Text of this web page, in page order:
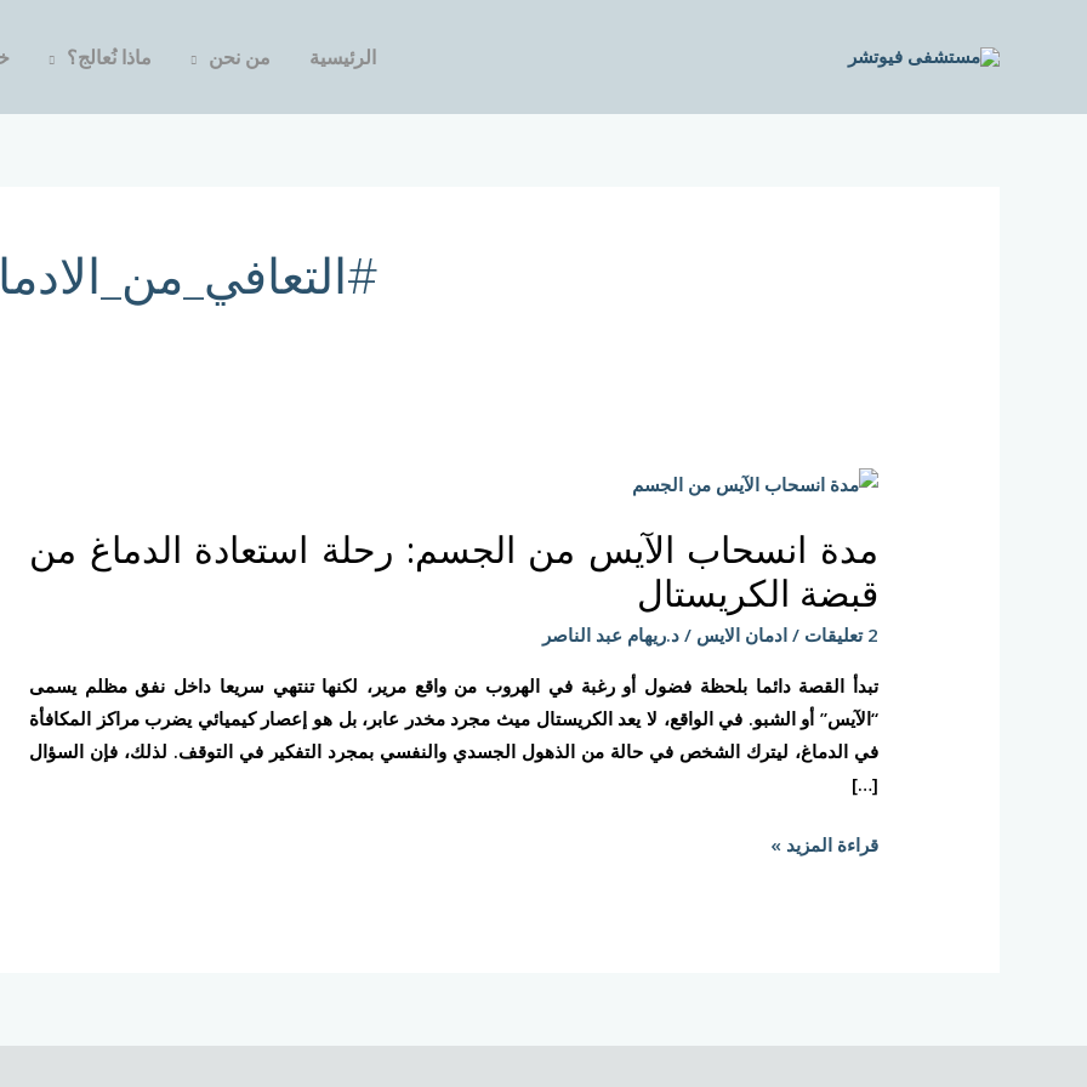
الرئيسية من نحن ماذا نُعالج؟
مدة انسحاب الآيس من الجسم: رحلة استعادة الدماغ من
قبضة الكريستال
2 تعليقات /ادمان الايس /د.ريهام عبد الناصر
تبدأ القصة دائما بلحظة فضول أو رغبة في الهروب من واقع مرير، لكنها تنتهي سريعا داخل نفق مظلم يسمى
“الآيس” أو الشبو. في الواقع، لا يعد الكريستال ميث مجرد مخدر عابر، بل هو إعصار كيميائي يضرب مراكز المكافأة
في الدماغ، ليترك الشخص في حالة من الذهول الجسدي والنفسي بمجرد التفكير في التوقف. لذلك، فإن السؤال
[…]
مدة
الآيس
من
الجسم:
رحلة
استعادة
الدماغ
من
قبضة
قراءة المزيد »